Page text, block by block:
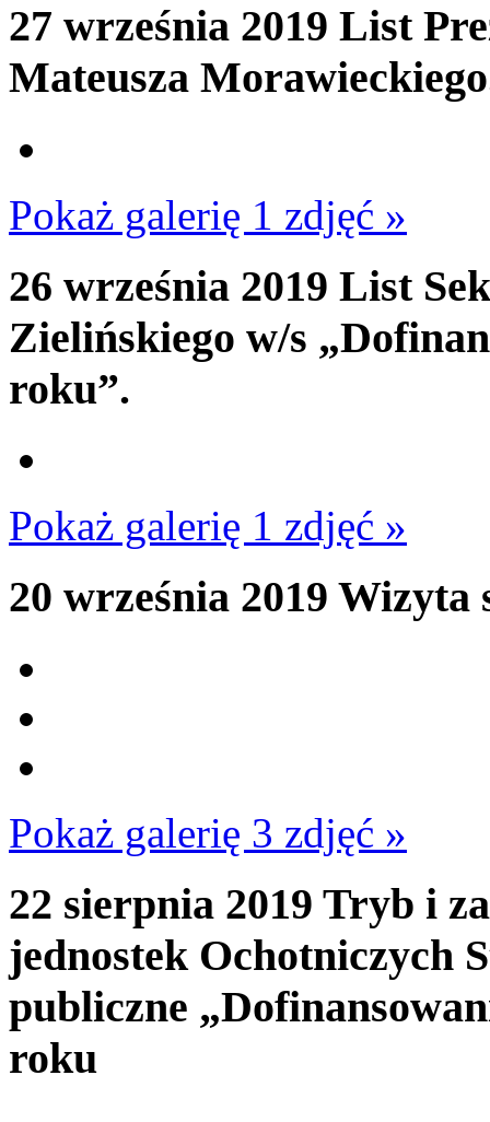
27 września 2019 List
Mateusza
Pokaż galerię 1 zdjęć »
26 września 2019 List
Zielińskiego w/s
roku”.
Pokaż galerię 1 zdjęć »
20 września 2019 Wizyta
Pokaż galerię 3 zdjęć »
22 sierpnia 2019 Tryb i
jednostek Ochotniczych
publiczne
roku